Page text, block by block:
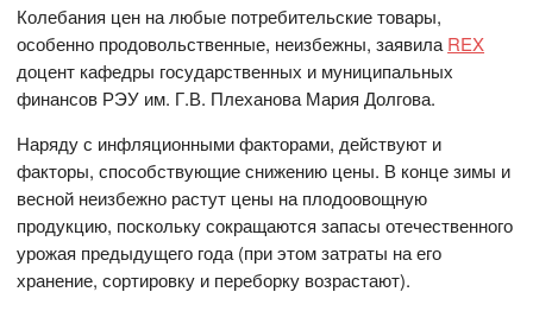
Колебания цен на любые потребительские товары,
особенно продовольственные, неизбежны, заявилаREX
доцент кафедры государственных и муниципальных
финансов РЭУ им. Г.В. Плеханова Мария Долгова.
Наряду с инфляционными факторами, действуют и
факторы, способствующие снижению цены. В конце зимы и
весной неизбежно растут цены на плодоовощную
продукцию, поскольку сокращаются запасы отечественного
урожая предыдущего года (при этом затраты на его
хранение, сортировку и переборку возрастают).